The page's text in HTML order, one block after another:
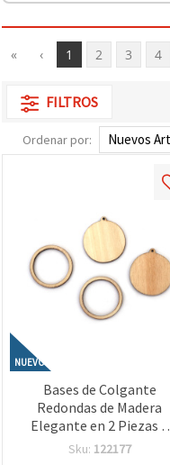
« ‹ 1 2 3 4
FILTROS
Ordenar por:
NUEVO
Bases de Colgante
Redondas de Madera
Elegante en 2 Piezas –
30x33x2,5 mm, Diámetro
Sku: 122177